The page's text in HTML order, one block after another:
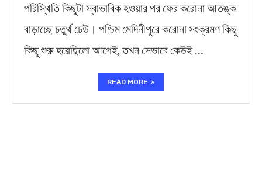
পরিস্থিতি কিছুটা স্বাভাবিক হওয়ার পর ফের করোনা আতঙ্ক
বাড়াচ্ছে চতুর্থ ঢেউ। পশ্চিম মেদিনীপুরে করোনা সংক্রমণ কিছু
কিছু শুরু হয়েছিলো আগেই, তখন সেভাবে কেউই …
READ MORE